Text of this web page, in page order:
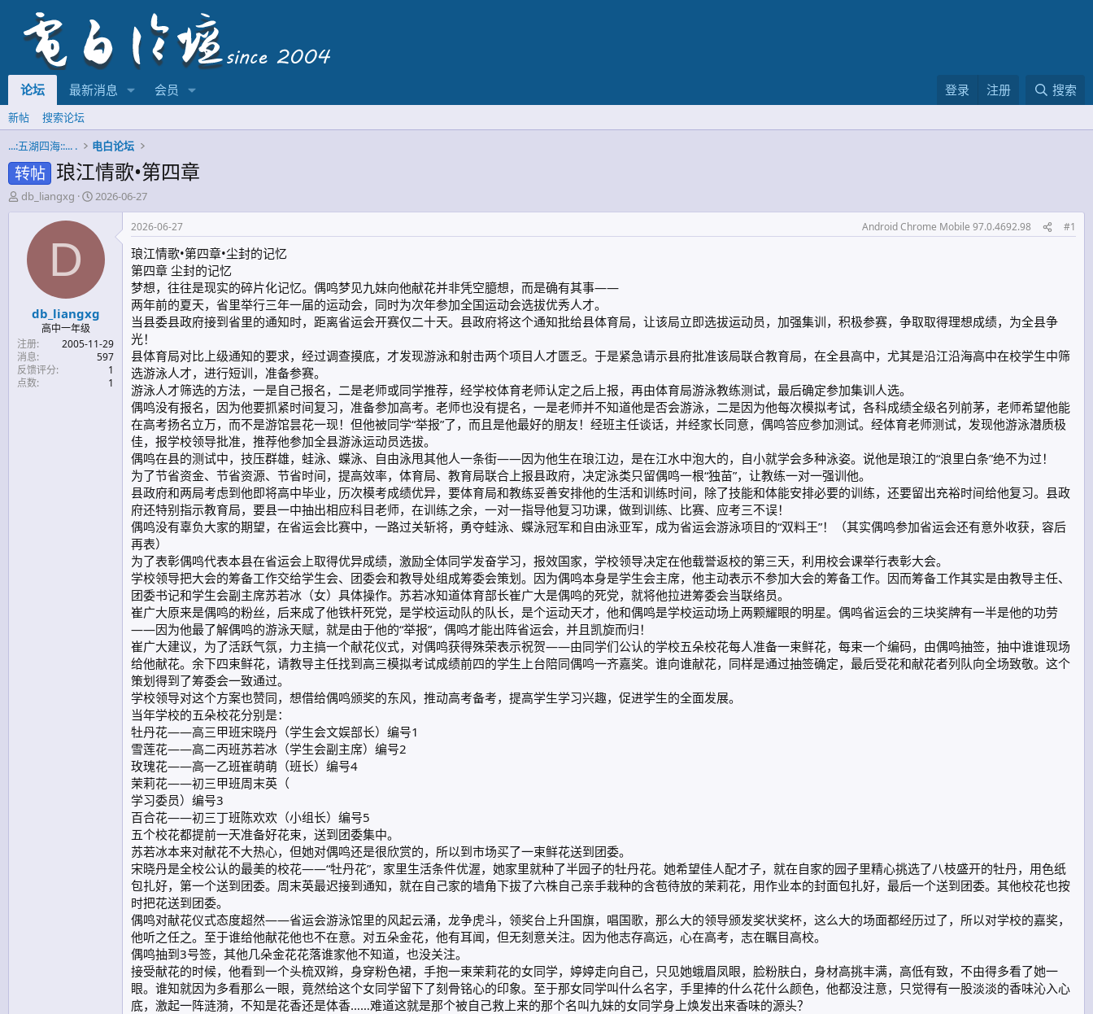
论坛 最新消息 会员 登录 注册 搜索
新帖
搜索论坛
...:五湖四海::... .
电白论坛
转帖 琅江情歌•第四章
主
题
起
人
db_liangxg
开
始
间
2026-06-27
D
db_liangxg
高中一年级
注册
2005-11-29
消息
597
反馈评分
1
点数
1
2026-06-27 Android Chrome Mobile 97.0.4692.98 #1
琅江情歌•第四章•尘封的记忆
第四章 尘封的记忆
梦想，往往是现实的碎片化记忆。偶鸣梦见九妹向他献花并非凭空臆想，而是确有其事——
两年前的夏天，省里举行三年一届的运动会，同时为次年参加全国运动会选拔优秀人才。
当县委县政府接到省里的通知时，距离省运会开赛仅二十天。县政府将这个通知批给县体育局，让该局立即选拔运动员，加强集训，积极参赛，争取取得理想成绩，为全县争
光！
县体育局对比上级通知的要求，经过调查摸底，才发现游泳和射击两个项目人才匮乏。于是紧急请示县府批准该局联合教育局，在全县高中，尤其是沿江沿海高中在校学生中筛
选游泳人才，进行短训，准备参赛。
游泳人才筛选的方法，一是自己报名，二是老师或同学推荐，经学校体育老师认定之后上报，再由体育局游泳教练测试，最后确定参加集训人选。
偶鸣没有报名，因为他要抓紧时间复习，准备参加高考。老师也没有提名，一是老师并不知道他是否会游泳，二是因为他每次模拟考试，各科成绩全级名列前茅，老师希望他能
在高考扬名立万，而不是游馆昙花一现！但他被同学“举报”了，而且是他最好的朋友！经班主任谈话，并经家长同意，偶鸣答应参加测试。经体育老师测试，发现他游泳潜质极
佳，报学校领导批准，推荐他参加全县游泳运动员选拔。
偶鸣在县的测试中，技压群雄，蛙泳、蝶泳、自由泳甩其他人一条街——因为他生在琅江边，是在江水中泡大的，自小就学会多种泳姿。说他是琅江的“浪里白条”绝不为过！
为了节省资金、节省资源、节省时间，提高效率，体育局、教育局联合上报县政府，决定泳类只留偶鸣一根“独苗”，让教练一对一强训他。
县政府和两局考虑到他即将高中毕业，历次模考成绩优异，要体育局和教练妥善安排他的生活和训练时间，除了技能和体能安排必要的训练，还要留出充裕时间给他复习。县政
府还特别指示教育局，要县一中抽出相应科目老师，在训练之余，一对一指导他复习功课，做到训练、比赛、应考三不误！
偶鸣没有辜负大家的期望，在省运会比赛中，一路过关斩将，勇夺蛙泳、蝶泳冠军和自由泳亚军，成为省运会游泳项目的“双料王”！（其实偶鸣参加省运会还有意外收获，容后
再表）
为了表彰偶鸣代表本县在省运会上取得优异成绩，激励全体同学发奋学习，报效国家，学校领导决定在他载誉返校的第三天，利用校会课举行表彰大会。
学校领导把大会的筹备工作交给学生会、团委会和教导处组成筹委会策划。因为偶鸣本身是学生会主席，他主动表示不参加大会的筹备工作。因而筹备工作其实是由教导主任、
团委书记和学生会副主席苏若冰（女）具体操作。苏若冰知道体育部长崔广大是偶鸣的死党，就将他拉进筹委会当联络员。
崔广大原来是偶鸣的粉丝，后来成了他铁杆死党，是学校运动队的队长，是个运动天才，他和偶鸣是学校运动场上两颗耀眼的明星。偶鸣省运会的三块奖牌有一半是他的功劳
——因为他最了解偶鸣的游泳天赋，就是由于他的“举报”，偶鸣才能出阵省运会，并且凯旋而归！
崔广大建议，为了活跃气氛，力主搞一个献花仪式，对偶鸣获得殊荣表示祝贺——由同学们公认的学校五朵校花每人准备一束鲜花，每束一个编码，由偶鸣抽签，抽中谁谁现场
给他献花。余下四束鲜花，请教导主任找到高三模拟考试成绩前四的学生上台陪同偶鸣一齐嘉奖。谁向谁献花，同样是通过抽签确定，最后受花和献花者列队向全场致敬。这个
策划得到了筹委会一致通过。
学校领导对这个方案也赞同，想借给偶鸣颁奖的东风，推动高考备考，提高学生学习兴趣，促进学生的全面发展。
当年学校的五朵校花分别是：
牡丹花——高三甲班宋晓丹（学生会文娱部长）编号1
雪莲花——高二丙班苏若冰（学生会副主席）编号2
玫瑰花——高一乙班崔萌萌（班长）编号4
茉莉花——初三甲班周末英（
学习委员）编号3
百合花——初三丁班陈欢欢（小组长）编号5
五个校花都提前一天准备好花束，送到团委集中。
苏若冰本来对献花不大热心，但她对偶鸣还是很欣赏的，所以到市场买了一束鲜花送到团委。
宋晓丹是全校公认的最美的校花——“牡丹花”，家里生活条件优渥，她家里就种了半园子的牡丹花。她希望佳人配才子，就在自家的园子里精心挑选了八枝盛开的牡丹，用色纸
包扎好，第一个送到团委。周末英最迟接到通知，就在自己家的墙角下拔了六株自己亲手栽种的含苞待放的茉莉花，用作业本的封面包扎好，最后一个送到团委。其他校花也按
时把花送到团委。
偶鸣对献花仪式态度超然——省运会游泳馆里的风起云涌，龙争虎斗，领奖台上升国旗，唱国歌，那么大的领导颁发奖状奖杯，这么大的场面都经历过了，所以对学校的嘉奖，
他听之任之。至于谁给他献花他也不在意。对五朵金花，他有耳闻，但无刻意关注。因为他志存高远，心在高考，志在瞩目高校。
偶鸣抽到3号签，其他几朵金花花落谁家他不知道，也没关注。
接受献花的时候，他看到一个头梳双辫，身穿粉色裙，手抱一束茉莉花的女同学，婷婷走向自己，只见她蛾眉凤眼，脸粉肤白，身材高挑丰满，高低有致，不由得多看了她一
眼。谁知就因为多看那么一眼，竟然给这个女同学留下了刻骨铭心的印象。至于那女同学叫什么名字，手里捧的什么花什么颜色，他都没注意，只觉得有一股淡淡的香味沁入心
底，激起一阵涟漪，不知是花香还是体香……难道这就是那个被自己救上来的那个名叫九妹的女同学身上焕发出来香味的源头？